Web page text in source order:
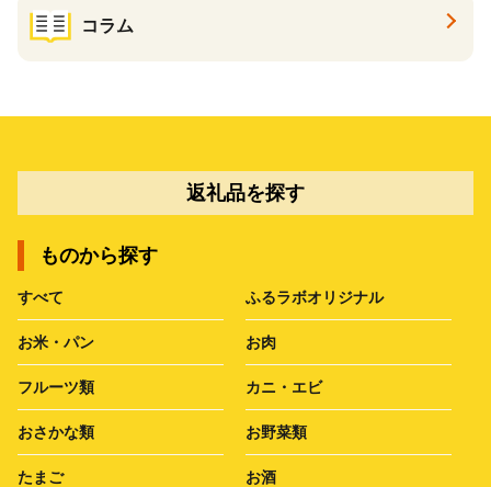
コラム
返礼品を探す
ものから探す
すべて ふるラボオリジナル
お米・パン お肉
フルーツ類 カニ・エビ
おさかな類 お野菜類
たまご お酒